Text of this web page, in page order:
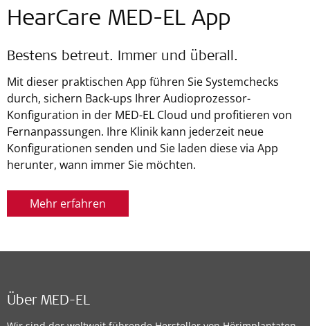
HearCare MED-EL App
Bestens betreut. Immer und überall.
Mit dieser praktischen App führen Sie Systemchecks
durch, sichern Back-ups Ihrer Audioprozessor-
Konfiguration in der MED-EL Cloud und profitieren von
Fernanpassungen. Ihre Klinik kann jederzeit neue
Konfigurationen senden und Sie laden diese via App
herunter, wann immer Sie möchten.
Mehr erfahren
Über MED-EL